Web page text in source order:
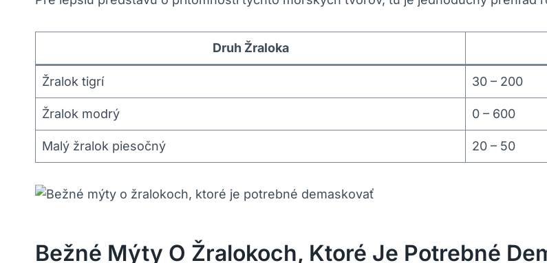
Druh Žraloka
Žralok tigrí 30 – 200
Žralok modrý 0 – 600
Malý žralok piesočný 20 – 50
Bežné Mýty O Žralokoch, Ktoré Je Potrebné